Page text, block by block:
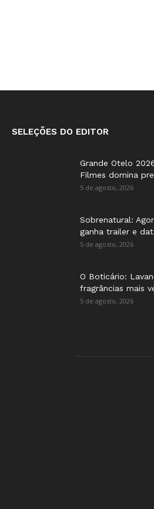
SELEÇÕES DO EDITOR
Grande Otelo
Filmes domina
5 de agosto, 2026
Sobrenatural:
ganha trailer e
5 de agosto, 2026
O Boticário:
fragrâncias mais
5 de agosto, 2026